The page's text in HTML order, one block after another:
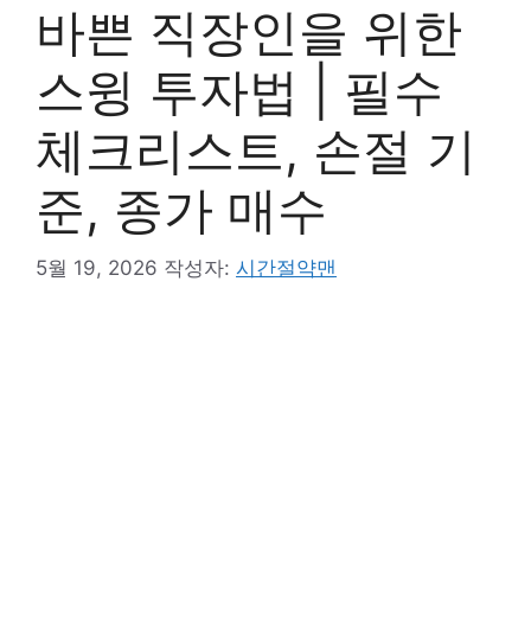
바쁜 직장인을 위한
스윙 투자법 | 필수
체크리스트, 손절 기
준, 종가 매수
5월 19, 2026 작성자: 시간절약맨